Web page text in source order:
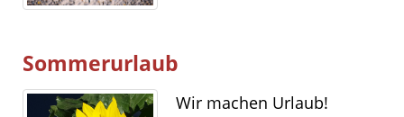
Sommerurlaub
Wir machen Urlaub!